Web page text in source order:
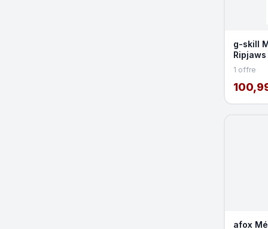
g-skill
Ripjaws
2x8GB
1 offre
afox